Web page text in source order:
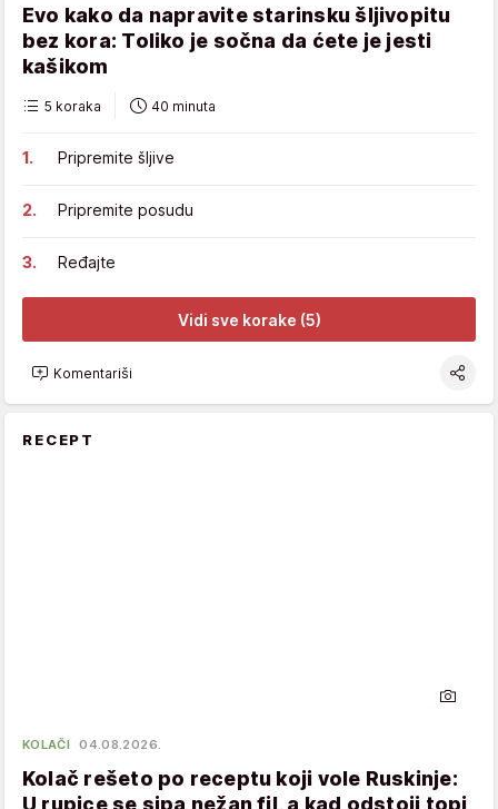
Evo kako da napravite starinsku šljivopitu
bez kora: Toliko je sočna da ćete je jesti
kašikom
5 koraka 40 minuta
Pripremite šljive
Pripremite posudu
Ređajte
Vidi sve korake (5)
Komentariši
RECEPT
KOLAČI 04.08.2026.
Kolač rešeto po receptu koji vole Ruskinje:
U rupice se sipa nežan fil, a kad odstoji topi